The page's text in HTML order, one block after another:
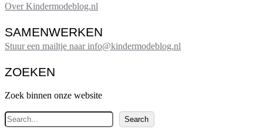
Over Kindermodeblog.nl
SAMENWERKEN
Stuur een mailtje naar info@kindermodeblog.nl
ZOEKEN
Zoek binnen onze website
Z
o
Search